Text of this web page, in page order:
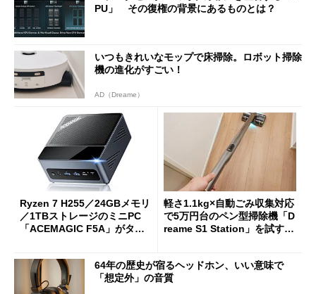
PU」 その復権の背景にあるものとは？
いつもきれいなモップで床掃除。ロボット掃除
機の進化がすごい！
AD（Dreame）
Ryzen 7 H255／24GBメモリ
／1TBストレージのミニPC
「ACEMAGIC F5A」がタイ
軽さ1.1kg×自動ごみ収集対応
で5万円台のペン型掃除機「D
reame S1 Station」を試す
64年の歴史が宿るヘッドホン、いい意味で
「想定外」の音質